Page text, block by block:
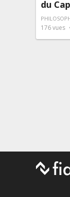
du
176vues